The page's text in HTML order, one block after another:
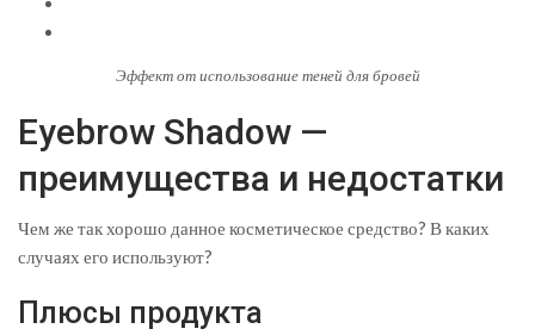
Эффект от использование теней для бровей
Eyebrow Shadow —
преимущества и недостатки
Чем же так хорошо данное косметическое средство? В каких
случаях его используют?
Плюсы продукта